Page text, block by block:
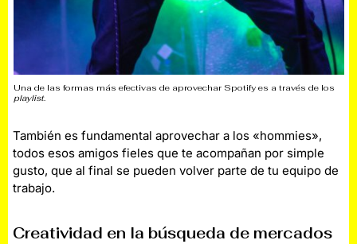
Una de las formas más efectivas de aprovechar Spotify es a través de los
playlist.
También es fundamental aprovechar a los «hommies»,
todos esos amigos fieles que te acompañan por simple
gusto, que al final se pueden volver parte de tu equipo de
trabajo.
Creatividad en la búsqueda de mercados